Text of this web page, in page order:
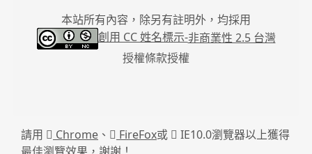
本站所有內容，除另有註明外，均採用
創用 CC 姓名標示-非商業性 2.5 台灣
授權條款授權
請用 Chrome 、 FireFox或
IE10.0瀏覽器以上獲得
最佳瀏覽效果，謝謝！